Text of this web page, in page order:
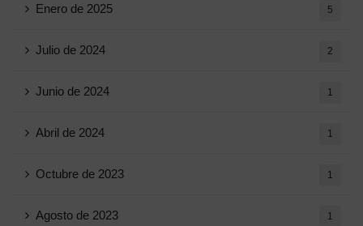
Enero de 2025 5
Julio de 2024 2
Junio ​​de 2024 1
Abril de 2024 1
Octubre de 2023 1
Agosto de 2023 1